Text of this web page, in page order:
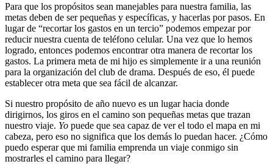
Para que los propósitos sean manejables para nuestra familia, las
metas deben de ser pequeñas y específicas, y hacerlas por pasos. En
lugar de “recortar los gastos en un tercio” podemos empezar por
reducir nuestra cuenta de teléfono celular. Una vez que lo hemos
logrado, entonces podemos encontrar otra manera de recortar los
gastos. La primera meta de mi hijo es simplemente ir a una reunión
para la organización del club de drama. Después de eso, él puede
establecer otra meta que sea fácil de alcanzar.
Si nuestro propósito de año nuevo es un lugar hacia donde
dirigirnos, los giros en el camino son pequeñas metas que trazan
nuestro viaje. Yo puede que sea capaz de ver el todo el mapa en mi
cabeza, pero eso no significa que los demás lo puedan hacer. ¿Cómo
puedo esperar que mi familia emprenda un viaje conmigo sin
mostrarles el camino para llegar?